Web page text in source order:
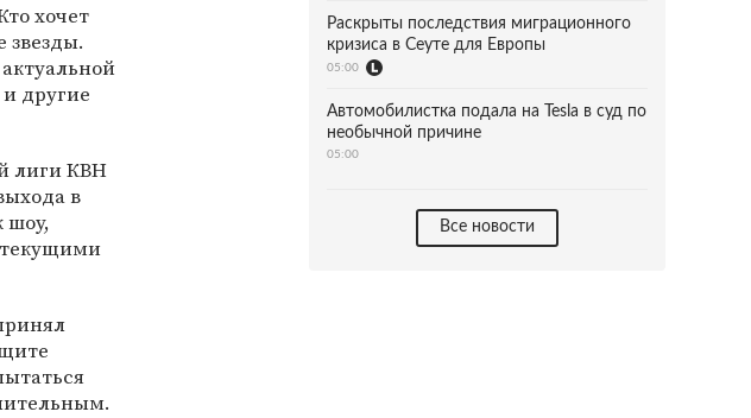
хочет
звезды.
другие
лиги КВН
в
шоу,
текущими
Раскрыты последствия миграционного
кризиса в Сеуте для Европы
05:00
Автомобилистка подала на Tesla в суд по
необычной причине
05:00
Все новости